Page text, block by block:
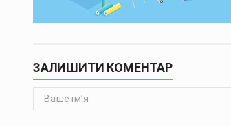
ЗАЛИШИТИ КОМЕНТАР